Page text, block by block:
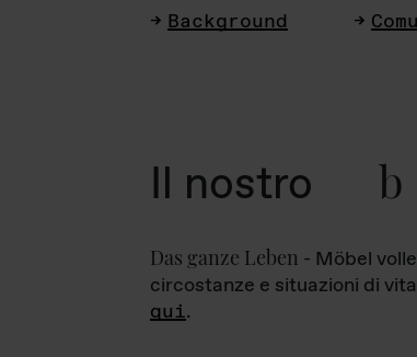
Background
Il nostro
Das ganze Leben - Möbel
circostanze e situazioni di
qui.